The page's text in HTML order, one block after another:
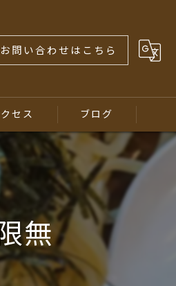
お問い合わせはこちら
セス ブログ
無